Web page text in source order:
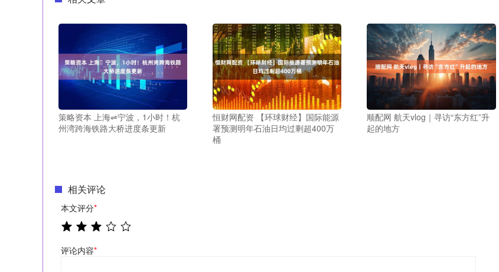
策略资本 上海⇌宁波，1小时！杭
州湾跨海铁路大桥进度条更新
恒财网配资 【环球财经】国际能源
署预测明年石油日均过剩超400万
桶
顺配网 航天vlog｜寻访“东方红”升
起的地方
相关评论
本文评分*
评论内容*